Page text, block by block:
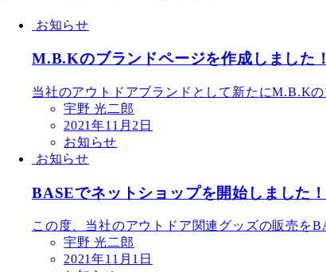
お知らせ
M.B.Kのブランドページを作成しました
当社のアウトドアブランドとして新たにM.B.K
宇野 光二郎
2021年11月2日
お知らせ
お知らせ
BASEでネットショップを開始しました！
この度、当社のアウトドア関連グッズの販売を
宇野 光二郎
2021年11月1日